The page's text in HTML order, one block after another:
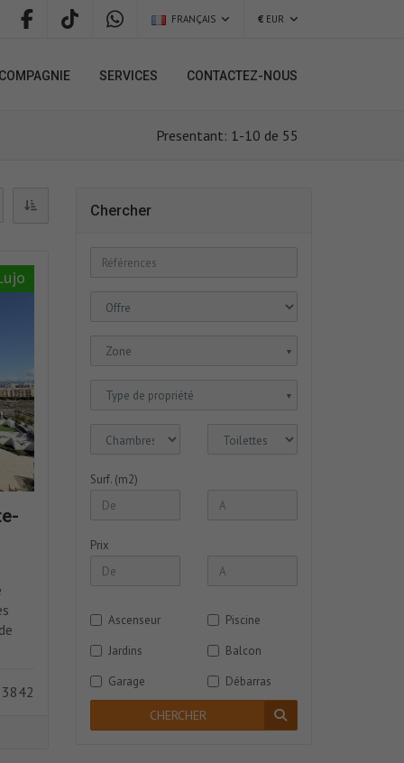
FRANÇAIS € EUR
SERVICES CONTACTEZ-NOUS
Presentant: 1-10 de 55
Chercher
Zone ▼
Type de propriété ▼
Surf. (m2)
Prix
Ascenseur
Piscine
Jardins
Balcon
Garage
Débarras
CHERCHER